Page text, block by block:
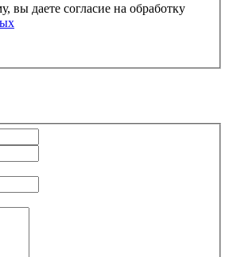
вы даете согласие на обработку